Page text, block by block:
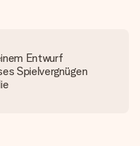
Entwurf
Spielvergnügen